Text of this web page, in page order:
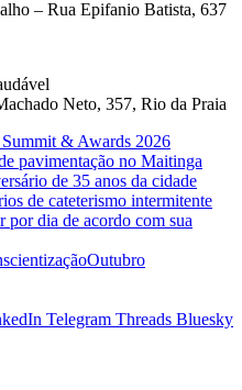
– Rua Epifanio Batista, 637
Neto, 357, Rio da Praia
& Awards 2026
pavimentação no Maitinga
de 35 anos da cidade
de cateterismo intermitente
por dia de acordo com sua
Outubro
Telegram Threads Bluesky